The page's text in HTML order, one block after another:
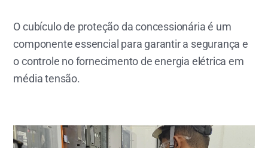
O cubículo de proteção da concessionária é um
componente essencial para garantir a segurança e
o controle no fornecimento de energia elétrica em
média tensão.